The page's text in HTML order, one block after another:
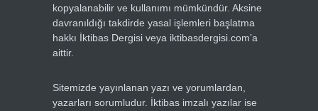
kopyalanabilir ve kullanımı mümkündür. Aksine
davranıldığı takdirde yasal işlemleri başlatma
hakkı İktibas Dergisi veya iktibasdergisi.com’a
aittir.
Sitemizde yayınlanan yazı ve yorumlardan,
yazarları sorumludur. İktibas imzalı yazılar ise